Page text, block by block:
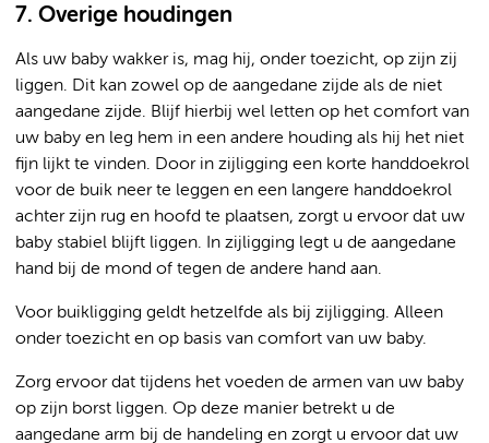
7. Overige houdingen
Als uw baby wakker is, mag hij, onder toezicht, op zijn zij
liggen. Dit kan zowel op de aangedane zijde als de niet
aangedane zijde. Blijf hierbij wel letten op het comfort van
uw baby en leg hem in een andere houding als hij het niet
fijn lijkt te vinden. Door in zijligging een korte handdoekrol
voor de buik neer te leggen en een langere handdoekrol
achter zijn rug en hoofd te plaatsen, zorgt u ervoor dat uw
baby stabiel blijft liggen. In zijligging legt u de aangedane
hand bij de mond of tegen de andere hand aan.
Voor buikligging geldt hetzelfde als bij zijligging. Alleen
onder toezicht en op basis van comfort van uw baby.
Zorg ervoor dat tijdens het voeden de armen van uw baby
op zijn borst liggen. Op deze manier betrekt u de
aangedane arm bij de handeling en zorgt u ervoor dat uw